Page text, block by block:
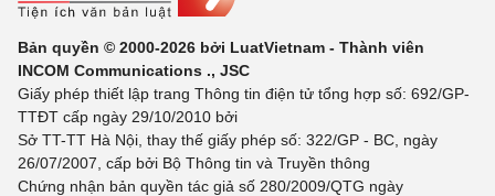
Bản quyền © 2000-2026 bởi LuatVietnam - Thành viên
INCOM Communications ., JSC
Giấy phép thiết lập trang Thông tin điện tử tổng hợp số: 692/GP-
TTĐT cấp ngày 29/10/2010 bởi
Sở TT-TT Hà Nội, thay thế giấy phép số: 322/GP - BC, ngày
26/07/2007, cấp bởi Bộ Thông tin và Truyền thông
Chứng nhận bản quyền tác giả số 280/2009/QTG ngày